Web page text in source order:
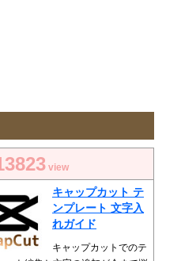
view
キャップカット テ
ンプレート 文字入
れガイド
キャップカットでのテ